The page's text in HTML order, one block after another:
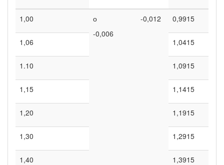
1,00
о
-0,006
-0,012 0,9915
1,06 1,0415
1.10 1,0915
1,15 1,1415
1,20 1,1915
1,30 1,2915
1,40 1,3915